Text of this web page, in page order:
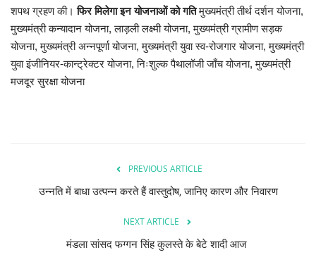
शपथ ग्रहण की।फिर मिलेगा इन योजनाओं को गतिमुख्यमंत्री तीर्थ दर्शन योजना,
मुख्यमंत्री कन्यादान योजना, लाड़ली लक्ष्मी योजना, मुख्यमंत्री ग्रामीण सड़क
योजना, मुख्यमंत्री अन्नपूर्णा योजना, मुख्यमंत्री युवा स्व-रोजगार योजना, मुख्यमंत्री
युवा इंजीनियर-कान्ट्रेक्टर योजना, निःशुल्क पैथालॉजी जाँच योजना, मुख्यमंत्री
मजदूर सुरक्षा योजना
PREVIOUS ARTICLE
उन्नति में बाधा उत्पन्न करते हैं वास्तुदोष, जानिए कारण और निवारण
NEXT ARTICLE
मंडला सांसद फग्गन सिंह कुलस्ते के बेटे शादी आज